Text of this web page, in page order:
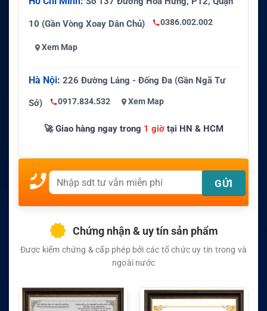
10 (Gần Vòng Xoay Dân Chủ) 0386.002.002
Xem Map
Hà Nội: 226 Đường Láng - Đống Đa (Gần Ngã Tư
Sở) 0917.834.532 Xem Map
🚀 Giao hàng ngay trong 1 giờtại HN & HCM
Chứng nhận & uy tín sản phẩm
Được kiểm chứng & cấp phép bởi các tổ chức uy tín trong và
ngoài nước